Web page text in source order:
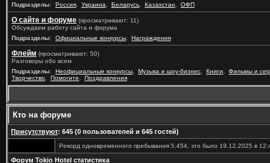
Подразделы: Россия Украина Беларусь Казахстан ОФП
О сайте и форуме (просматривают: 11)
Обсуждаем работу сайта и форума
Подразделы: Официальные конкурсы Награждения
Флейм (просматривают: 50)
Разговоры обо всем
Подразделы: Неофициальные конкурсы Музыка и шоу-бизнес Книги Фильмы и
Творчество
Помогите Поздравления
Кто на форуме
Присутствуют: 645 (0 пользователей и 645 гостей)
Рекорд одновременного пребывания 5,454, это было 19.12.2025 в
Форум Tokio Hotel статистика